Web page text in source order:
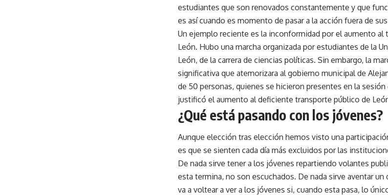
estudiantes que son renovados constantemente y que
es así cuando es momento de pasar a la acción fuera de
Un ejemplo reciente es la inconformidad por el aumento
León. Hubo una marcha organizada por estudiantes de la
León, de la carrera de ciencias políticas. Sin embargo, la
significativa que atemorizara al gobierno municipal de
de 50 personas, quienes se hicieron presentes en la
justificó el aumento al deficiente transporte público de
¿Qué está pasando con los jóvenes?
Aunque elección tras elección hemos visto una
es que se sienten cada día más excluidos por las
De nada sirve tener a los jóvenes repartiendo volantes
esta termina, no son escuchados. De nada sirve aventar
va a voltear a ver a los jóvenes si, cuando esta pasa, lo